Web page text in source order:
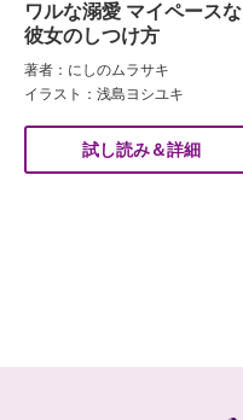
ワルな溺愛 マイペースな
彼女のしつけ方
著者：にしのムラサキ
イラスト：浅島ヨシユキ
試し読み＆詳細